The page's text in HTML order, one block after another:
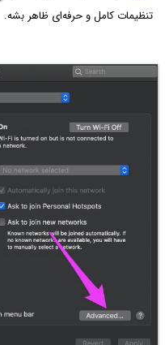
تنظیمات کامل و حرفه‌ای ظاهر بشه.